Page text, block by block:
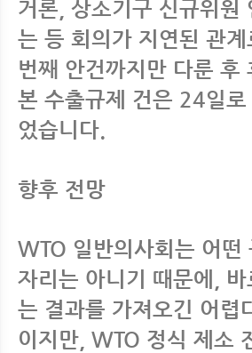
거론, 상소기구 신규위원
는 등 회의가 지연된 관
번째 안건까지만 다룬 후
본 수출규제 건은 24일로
었습니다.
향후 전망
WTO 일반의사회는 어떤
자리는 아니기 때문에, 바
는 결과를 가져오긴 어렵
이지만, WTO 정식 제소